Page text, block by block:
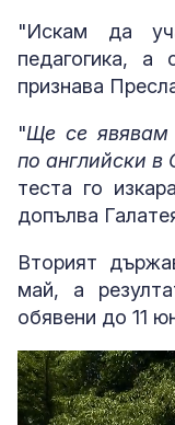
"Искам да
педагогика,
признава
"Ще се явявам
по английски в
теста го
допълва
Вторият
май, а
обявени до 11